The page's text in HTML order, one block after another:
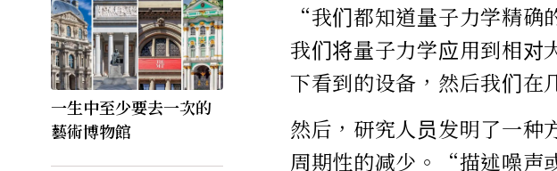
一生中至少要去一次的
藝術博物館
“我们都知道量子力学精确
我们将量子力学应用到相对
下看到的设备，然后我们在
然后，研究人员发明了一种
周期性的减少。“描述噪声